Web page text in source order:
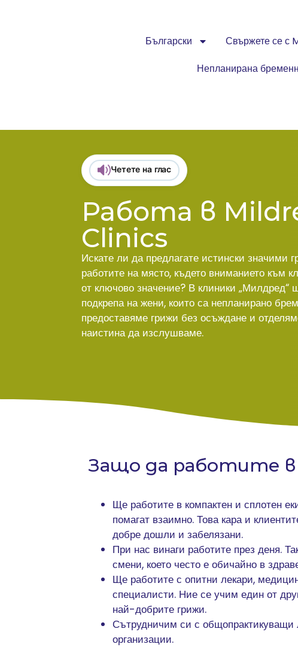
Български
Свържете се с
Непланирана
Четете на глас
Работа в
Clinics
Искате ли да предлагате истински значими
работите на място, където вниманието към
от ключово значение? В клиники „Милдред“
подкрепа на жени, които са непланирано
предоставяме грижи без осъждане и
наистина да изслушваме.
Защо да работите в
Ще работите в компактен и сплотен
помагат взаимно. Това кара и
добре дошли и забелязани.
При нас винаги работите през деня.
смени, което често е обичайно в
Ще работите с опитни лекари,
специалисти. Ние се учим един от
най-добрите грижи.
Сътрудничим си с общопрактикуващи
организации.